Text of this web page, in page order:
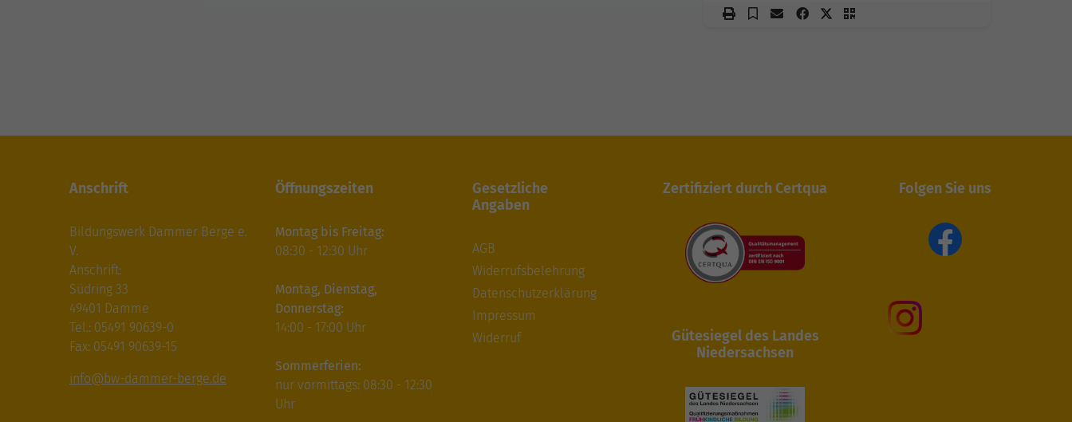
Anschrift
Bildungswerk Dammer Berge e.
V.
Anschrift:
Südring 33
49401 Damme
Tel.: 05491 90639-0
Fax: 05491 90639-15
info@bw-dammer-berge.de
Öffnungszeiten
Montag bis Freitag:
08:30 - 12:30 Uhr
Montag, Dienstag,
Donnerstag:
14:00 - 17:00 Uhr
Sommerferien:
nur vormittags: 08:30 - 12:30
Uhr
Gesetzliche
Angaben
AGB
Widerrufsbelehrung
Datenschutzerklärung
Impressum
Widerruf
Zertifiziert durch Certqua
Gütesiegel des Landes
Niedersachsen
Folgen Sie uns